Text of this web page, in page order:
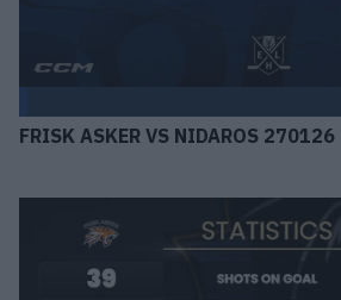
FRISK ASKER VS NIDAROS 270126